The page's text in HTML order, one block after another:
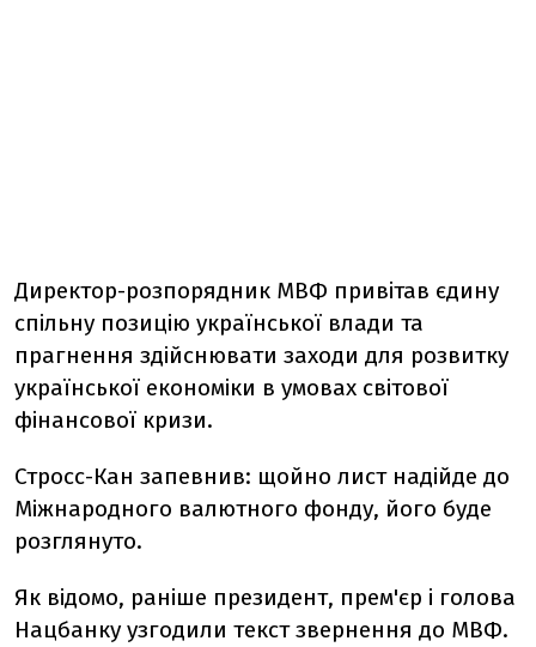
Директор-розпорядник МВФ привітав єдину
спільну позицію української влади та
прагнення здійснювати заходи для розвитку
української економіки в умовах світової
фінансової кризи.
Стросс-Кан запевнив: щойно лист надійде до
Міжнародного валютного фонду, його буде
розглянуто.
Як відомо, раніше президент, прем'єр і голова
Нацбанку узгодили текст звернення до МВФ.